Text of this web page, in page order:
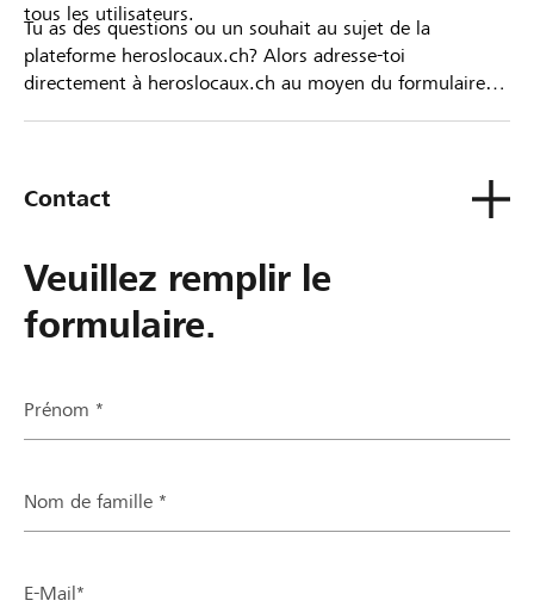
tous les utilisateurs.
Tu as des questions ou un souhait au sujet de la
plateforme heroslocaux.ch? Alors adresse-toi
directement à heroslocaux.ch au moyen du formulaire
Contact
Veuillez remplir le
formulaire.
Prénom *
Nom de famille *
E-Mail*